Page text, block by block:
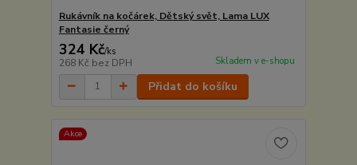
Rukávník na kočárek, Dětský svět, Lama LUX
Fantasie černý
324 Kč/ks
268 Kč bez DPH Skladem v e-shopu
Přidat do košíku
Akce